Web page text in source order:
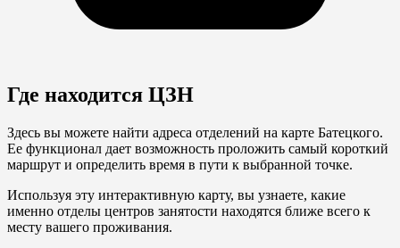
Где находится ЦЗН
Здесь вы можете найти адреса отделений на карте Батецкого.
Ее функционал дает возможность проложить самый короткий
маршрут и определить время в пути к выбранной точке.
Используя эту интерактивную карту, вы узнаете, какие
именно отделы центров занятости находятся ближе всего к
месту вашего проживания.